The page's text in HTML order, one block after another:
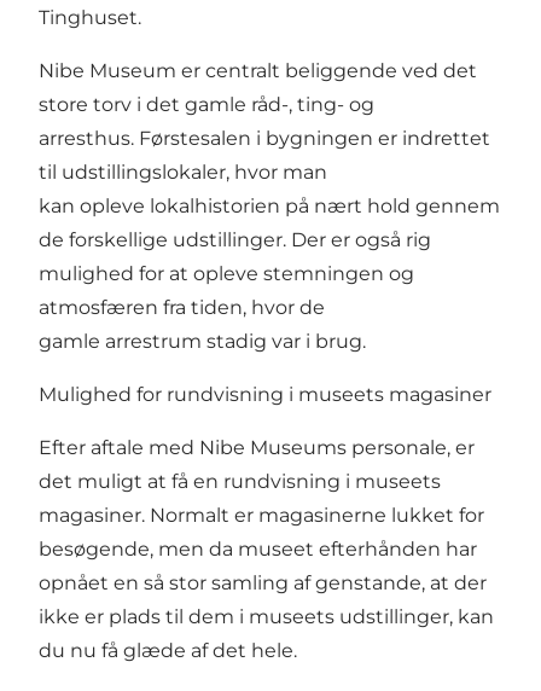
Tinghuset.
Nibe Museum er centralt beliggende ved det
store torv i det gamle råd-, ting- og
arresthus. Førstesalen i bygningen er indrettet
til udstillingslokaler, hvor man
kan opleve lokalhistorien på nært hold gennem
de forskellige udstillinger. Der er også rig
mulighed for at opleve stemningen og
atmosfæren fra tiden, hvor de
gamle arrestrum stadig var i brug.
Mulighed for rundvisning i museets magasiner
Efter aftale med Nibe Museums personale, er
det muligt at få en rundvisning i museets
magasiner. Normalt er magasinerne lukket for
besøgende, men da museet efterhånden har
opnået en så stor samling af genstande, at der
ikke er plads til dem i museets udstillinger, kan
du nu få glæde af det hele.